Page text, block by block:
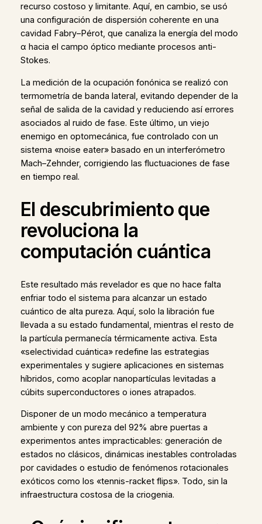
recurso costoso y limitante. Aquí, en cambio, se usó
una configuración de dispersión coherente en una
cavidad Fabry–Pérot, que canaliza la energía del modo
α hacia el campo óptico mediante procesos anti-
Stokes.
La medición de la ocupación fonónica se realizó con
termometría de banda lateral, evitando depender de la
señal de salida de la cavidad y reduciendo así errores
asociados al ruido de fase. Este último, un viejo
enemigo en optomecánica, fue controlado con un
sistema «noise eater» basado en un interferómetro
Mach–Zehnder, corrigiendo las fluctuaciones de fase
en tiempo real.
El descubrimiento que
revoluciona la
computación cuántica
Este resultado más revelador es que no hace falta
enfriar todo el sistema para alcanzar un estado
cuántico de alta pureza. Aquí, solo la libración fue
llevada a su estado fundamental, mientras el resto de
la partícula permanecía térmicamente activa. Esta
«selectividad cuántica» redefine las estrategias
experimentales y sugiere aplicaciones en sistemas
híbridos, como acoplar nanopartículas levitadas a
cúbits superconductores o iones atrapados.
Disponer de un modo mecánico a temperatura
ambiente y con pureza del 92% abre puertas a
experimentos antes impracticables: generación de
estados no clásicos, dinámicas inestables controladas
por cavidades o estudio de fenómenos rotacionales
exóticos como los «tennis-racket flips». Todo, sin la
infraestructura costosa de la criogenia.